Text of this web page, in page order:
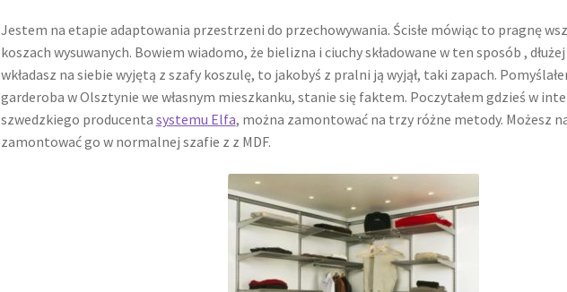
Jestem na etapie adaptowania przestrzeni do przechowywania. Ścisłe mówiąc to pragnę
koszach wysuwanych. Bowiem wiadomo, że bielizna i ciuchy składowane w ten sposób ,
wkładasz na siebie wyjętą z szafy koszulę, to jakobyś z pralni ją wyjął, taki zapach.
garderoba w Olsztynie we własnym mieszkanku, stanie się faktem. Poczytałem gdzieś w
szwedzkiego producenta systemu Elfa, można zamontować na trzy różne metody. Możesz
zamontować go w normalnej szafie z z MDF.